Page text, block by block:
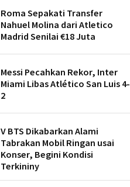
Roma Sepakati Transfer
Nahuel Molina dari Atletico
Madrid Senilai €18 Juta
Messi Pecahkan Rekor, Inter
Miami Libas Atlético San Luis 4-
2
V BTS Dikabarkan Alami
Tabrakan Mobil Ringan usai
Konser, Begini Kondisi
Terkininy